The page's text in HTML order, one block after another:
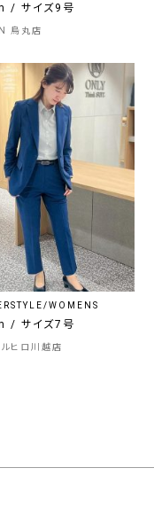
/ サイズ9号
烏丸店
WOMENS
/ サイズ7号
ルヒロ川越店